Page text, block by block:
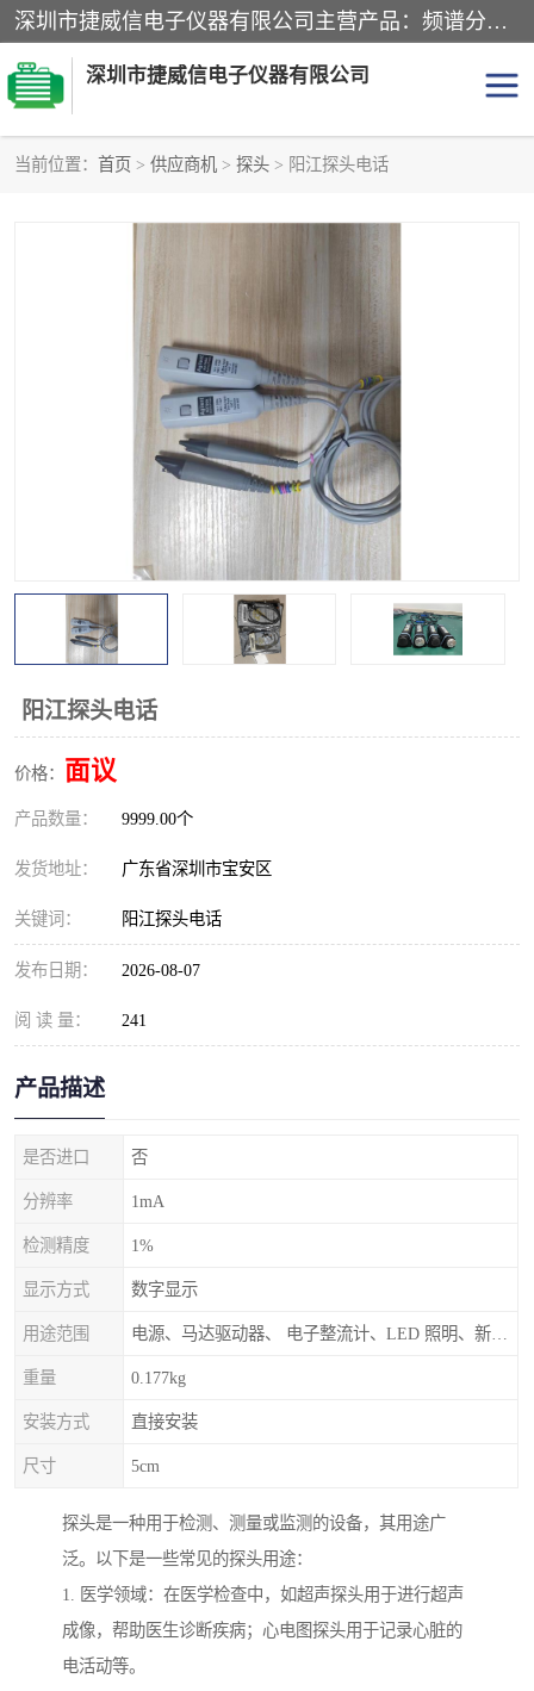
深圳市捷威信电子仪器有限公司主营产品：频谱分析仪.信号发生器.网络分析仪.音频分析仪，示波器，电源，音频分析仪。综合测试仪。蓝牙测试仪等
深圳市捷威信电子仪器有限公司
当前位置： 首页 > 供应商机 > 探头 > 阳江探头电话
阳江探头电话
价格： 面议
产品数量： 9999.00个
发货地址： 广东省深圳市宝安区
关键词： 阳江探头电话
发布日期： 2026-08-07
阅 读 量： 241
产品描述
是否进口 否
分辨率 1mA
检测精度 1%
显示方式 数字显示
用途范围
重量 0.177kg
安装方式 直接安装
尺寸 5cm
探头是一种用于检测、测量或监测的设备，其用途广
泛。以下是一些常见的探头用途：
1. 医学领域：在医学检查中，如超声探头用于进行超声
成像，帮助医生诊断疾病；心电图探头用于记录心脏的
电活动等。
网络分析仪
天馈线测试仪
信号源
数据采集仪
数字源表
函数信号发生器
示波器
频率计 无线测试仪
静电计